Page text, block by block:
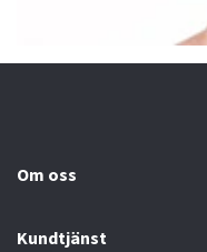
Om oss
Kundtjänst